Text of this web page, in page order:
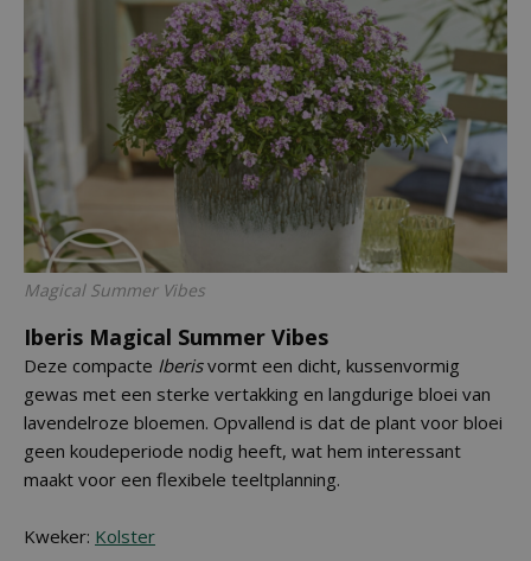
Magical Summer Vibes
Iberis Magical Summer Vibes
Deze compacte Iberisvormt een dicht, kussenvormig
gewas met een sterke vertakking en langdurige bloei van
lavendelroze bloemen. Opvallend is dat de plant voor bloei
geen koudeperiode nodig heeft, wat hem interessant
maakt voor een flexibele teeltplanning.
Kweker: Kolster